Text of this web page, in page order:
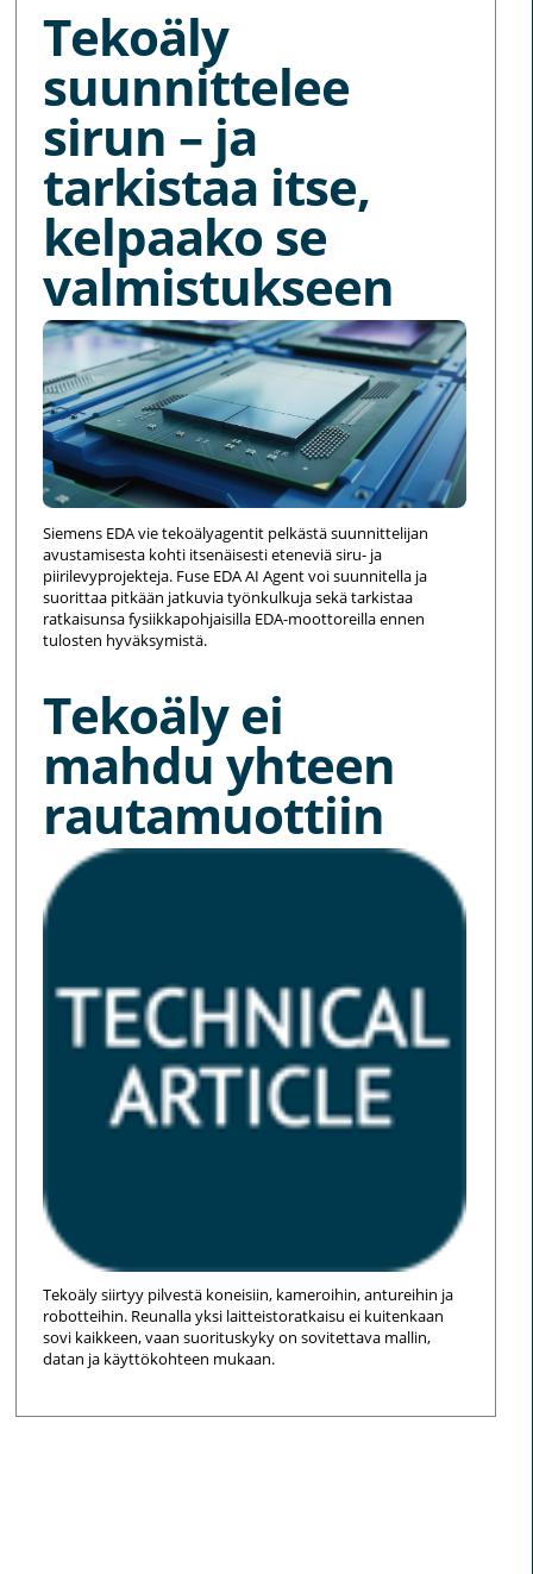
Tekoäly
suunnittelee
sirun – ja
tarkistaa itse,
kelpaako se
valmistukseen
Siemens EDA vie tekoälyagentit pelkästä suunnittelijan
avustamisesta kohti itsenäisesti eteneviä siru- ja
piirilevyprojekteja. Fuse EDA AI Agent voi suunnitella ja
suorittaa pitkään jatkuvia työnkulkuja sekä tarkistaa
ratkaisunsa fysiikkapohjaisilla EDA-moottoreilla ennen
tulosten hyväksymistä.
Tekoäly ei
mahdu yhteen
rautamuottiin
Tekoäly siirtyy pilvestä koneisiin, kameroihin, antureihin ja
robotteihin. Reunalla yksi laitteistoratkaisu ei kuitenkaan
sovi kaikkeen, vaan suorituskyky on sovitettava mallin,
datan ja käyttökohteen mukaan.